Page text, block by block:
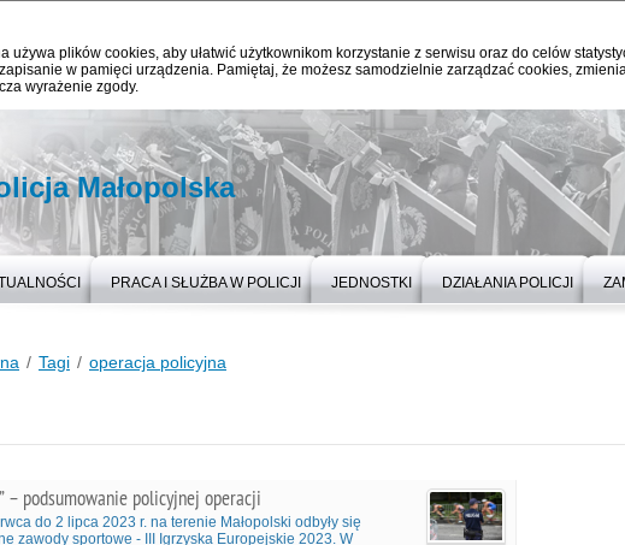
używa plików cookies, aby ułatwić użytkownikom korzystanie z serwisu oraz do celów
w pamięci urządzenia. Pamiętaj, że możesz samodzielnie zarządzać cookies,
wyrażenie zgody.
Małopolska
PRACA I SŁUŻBA W POLICJI JEDNOSTKI DZIAŁANIA POLICJI
Tagi operacja policyjna
– podsumowanie policyjnej operacji
do 2 lipca 2023 r. na terenie Małopolski odbyły się
zawody sportowe - III Igrzyska Europejskie 2023. W